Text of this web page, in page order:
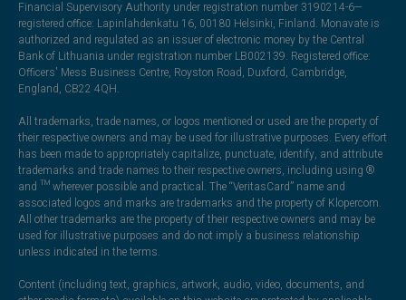
Financial Supervisory Authority under registration number 3190214-6—
registered office: Lapinlahdenkatu 16, 00180 Helsinki, Finland. Monavate is
authorized and regulated as an issuer of electronic money by the Central
Bank of Lithuania under registration number LB002139. Registered office:
Officers' Mess Business Centre, Royston Road, Duxford, Cambridge,
England, CB22 4QH.
All trademarks, trade names, or logos mentioned or used are the property of
their respective owners and may be used for illustrative purposes. Every effort
has been made to appropriately capitalize, punctuate, identify, and attribute
trademarks and trade names to their respective owners, including using ®
and ™ wherever possible and practical. The “VeritasCard” name and
associated logos and marks are trademarks and the property of Klopercom.
All other trademarks are the property of their respective owners and may be
used for illustrative purposes and do not imply a business relationship
unless indicated in the terms.
Content (including text, graphics, artwork, audio, video, documents, and